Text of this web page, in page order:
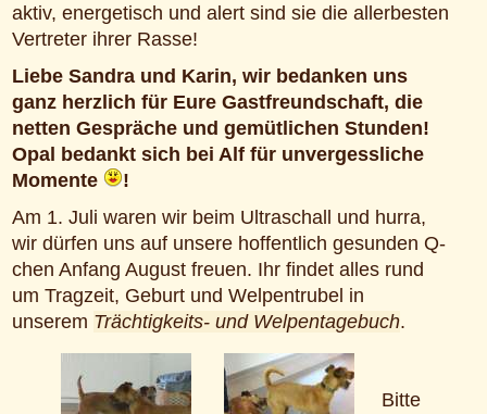
aktiv, energetisch und alert sind sie die allerbesten
Vertreter ihrer Rasse!
Liebe Sandra und Karin, wir bedanken uns
ganz herzlich für Eure Gastfreundschaft, die
netten Gespräche und gemütlichen Stunden!
Opal bedankt sich bei Alf für unvergessliche
Momente
!
Am 1. Juli waren wir beim Ultraschall und hurra,
wir dürfen uns auf unsere hoffentlich gesunden Q-
chen Anfang August freuen. Ihr findet alles rund
um Tragzeit, Geburt und Welpentrubel in
unserem Trächtigkeits- und Welpentagebuch.
Bitte